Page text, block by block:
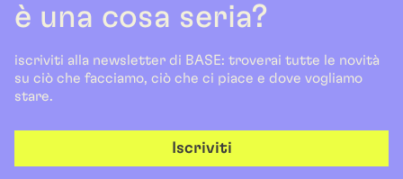
è una cosa seria?
iscriviti alla newsletter di BASE: troverai tutte le novità
su ciò che facciamo, ciò che ci piace e dove vogliamo
stare.
Iscriviti